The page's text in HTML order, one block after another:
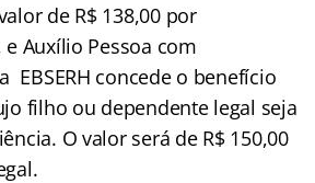
de R$ 138,00 por
Auxílio Pessoa com
EBSERH concede o benefício
filho ou dependente legal seja
O valor será de R$ 150,00